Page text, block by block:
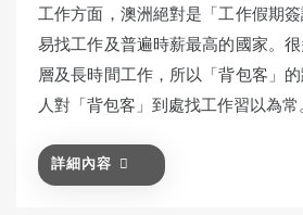
工作方面，澳洲絕對是「工作假期
易找工作及普遍時薪最高的國家。
層及長時間工作，所以「背包客」
人對「背包客」到處找工作習以為
詳細內容